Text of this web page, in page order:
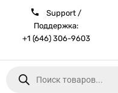
Support /
Поддержка:
+1 (646) 306-9603